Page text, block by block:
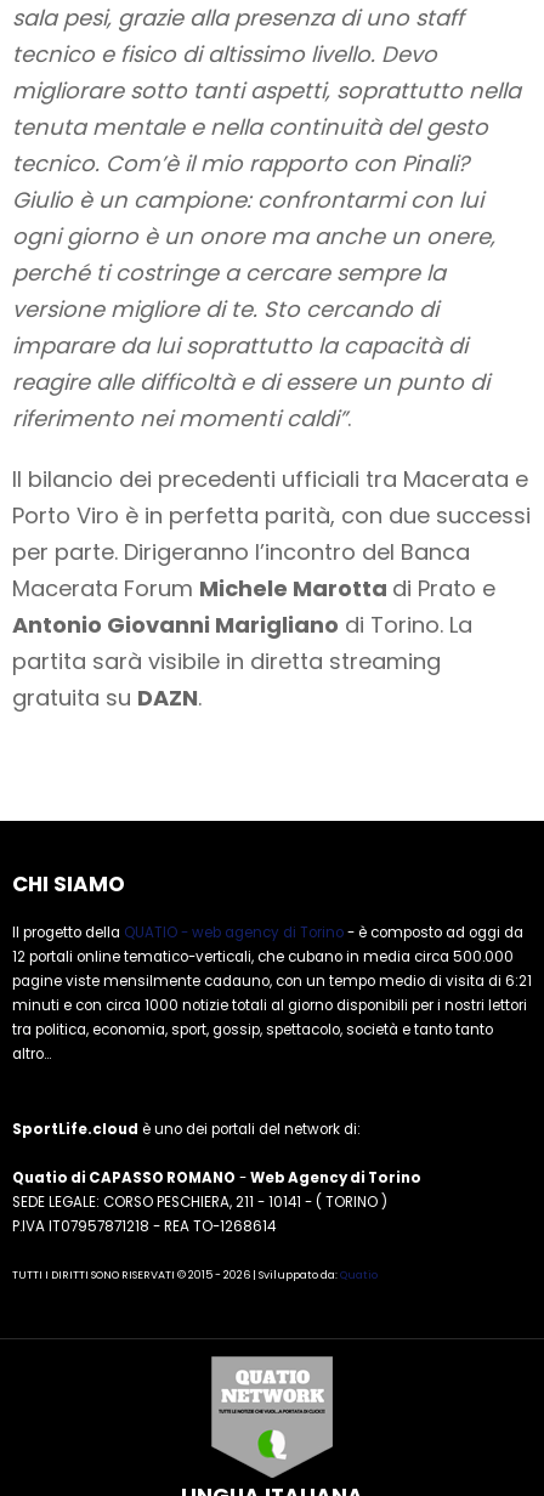
sala pesi, grazie alla presenza di uno staff
tecnico e fisico di altissimo livello. Devo
migliorare sotto tanti aspetti, soprattutto nella
tenuta mentale e nella continuità del gesto
tecnico. Com’è il mio rapporto con Pinali?
Giulio è un campione: confrontarmi con lui
ogni giorno è un onore ma anche un onere,
perché ti costringe a cercare sempre la
versione migliore di te. Sto cercando di
imparare da lui soprattutto la capacità di
reagire alle difficoltà e di essere un punto di
riferimento nei momenti caldi”.
Il bilancio dei precedenti ufficiali tra Macerata e
Porto Viro è in perfetta parità, con due successi
per parte. Dirigeranno l’incontro del Banca
Macerata Forum Michele Marotta di Prato e
Antonio Giovanni Marigliano di Torino. La
partita sarà visibile in diretta streaming
gratuita su DAZN.
CHI SIAMO
Il progetto della QUATIO - web agency di Torino- è composto ad oggi da
12 portali online tematico-verticali, che cubano in media circa 500.000
pagine viste mensilmente cadauno, con un tempo medio di visita di 6:21
minuti e con circa 1000 notizie totali al giorno disponibili per i nostri lettori
tra politica, economia, sport, gossip, spettacolo, società e tanto tanto
altro...
SportLife.cloud è uno dei portali del network di:
Quatio di CAPASSO ROMANO -Web Agency di Torino
SEDE LEGALE: CORSO PESCHIERA, 211 - 10141 - ( TORINO )
P.IVA IT07957871218 - REA TO-1268614
TUTTI I DIRITTI SONO RISERVATI © 2015 - 2026 | Sviluppato da:Quatio